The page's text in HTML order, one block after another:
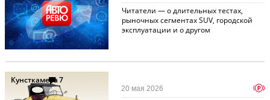
Читатели — о длительных тестах,
рыночных сегментах SUV, городской
эксплуатации и о другом
Кунсткамера7
20 мая 2026 p